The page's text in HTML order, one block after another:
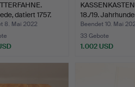
datiert 1757.
8. Mai 2022
18./19.
Beendet 10. Mai
33 Gebote
1.002 USD